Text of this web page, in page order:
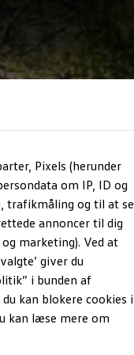
Pixels (herunder
om IP, ID og
trafikmåling og til at se
annoncer til dig
marketing). Ved at
giver du
i bunden af
kan blokere cookies i
kan læse mere om